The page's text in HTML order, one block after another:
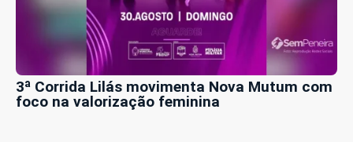
3ª Corrida Lilás movimenta Nova Mutum com
foco na valorização feminina